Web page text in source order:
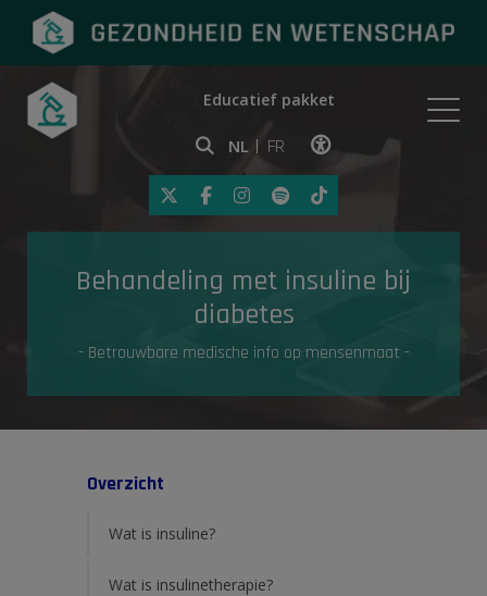
Onderwerpen
Gezondheid in de media
Educatief pakket
NL FR
Klik op deze link om
Behandeling met insuline bij
diabetes
- Betrouwbare medische info op mensenmaat -
Overzicht
Wat is insuline?
Wat is insulinetherapie?